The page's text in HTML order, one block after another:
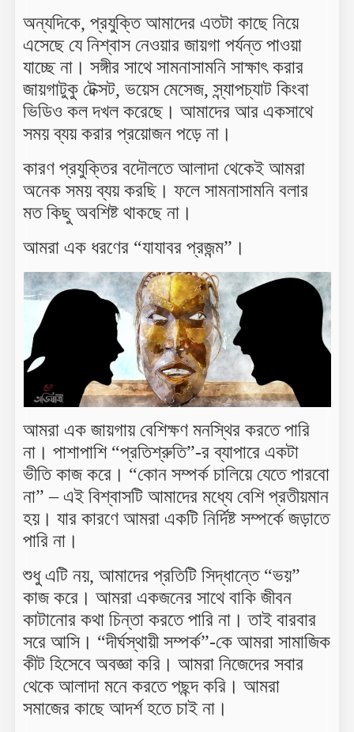
অন্যদিকে, প্রযুক্তি আমাদের এতটা কাছে নিয়ে
এসেছে যে নিশ্বাস নেওয়ার জায়গা পর্যন্ত পাওয়া
যাচ্ছে না। সঙ্গীর সাথে সামনাসামনি সাক্ষাৎ করার
জায়গাটুকু টেক্সট, ভয়েস মেসেজ, স্ন্যাপচ্যাট কিংবা
ভিডিও কল দখল করেছে। আমাদের আর একসাথে
সময় ব্যয় করার প্রয়োজন পড়ে না।
কারণ প্রযুক্তির বদৌলতে আলাদা থেকেই আমরা
অনেক সময় ব্যয় করছি। ফলে সামনাসামনি বলার
মত কিছু অবশিষ্ট থাকছে না।
আমরা এক ধরণের “যাযাবর প্রজন্ম”।
আমরা এক জায়গায় বেশিক্ষণ মনস্থির করতে পারি
না। পাশাপাশি “প্রতিশ্রুতি”-র ব্যাপারে একটা
ভীতি কাজ করে। “কোন সম্পর্ক চালিয়ে যেতে পারবো
না” – এই বিশ্বাসটি আমাদের মধ্যে বেশি প্রতীয়মান
হয়। যার কারণে আমরা একটি নির্দিষ্ট সম্পর্কে জড়াতে
পারি না।
শুধু এটি নয়, আমাদের প্রতিটি সিদ্ধান্তে “ভয়”
কাজ করে। আমরা একজনের সাথে বাকি জীবন
কাটানোর কথা চিন্তা করতে পারি না। তাই বারবার
সরে আসি। “দীর্ঘস্থায়ী সম্পর্ক”-কে আমরা সামাজিক
কীট হিসেবে অবজ্ঞা করি। আমরা নিজেদের সবার
থেকে আলাদা মনে করতে পছন্দ করি। আমরা
সমাজের কাছে আদর্শ হতে চাই না।